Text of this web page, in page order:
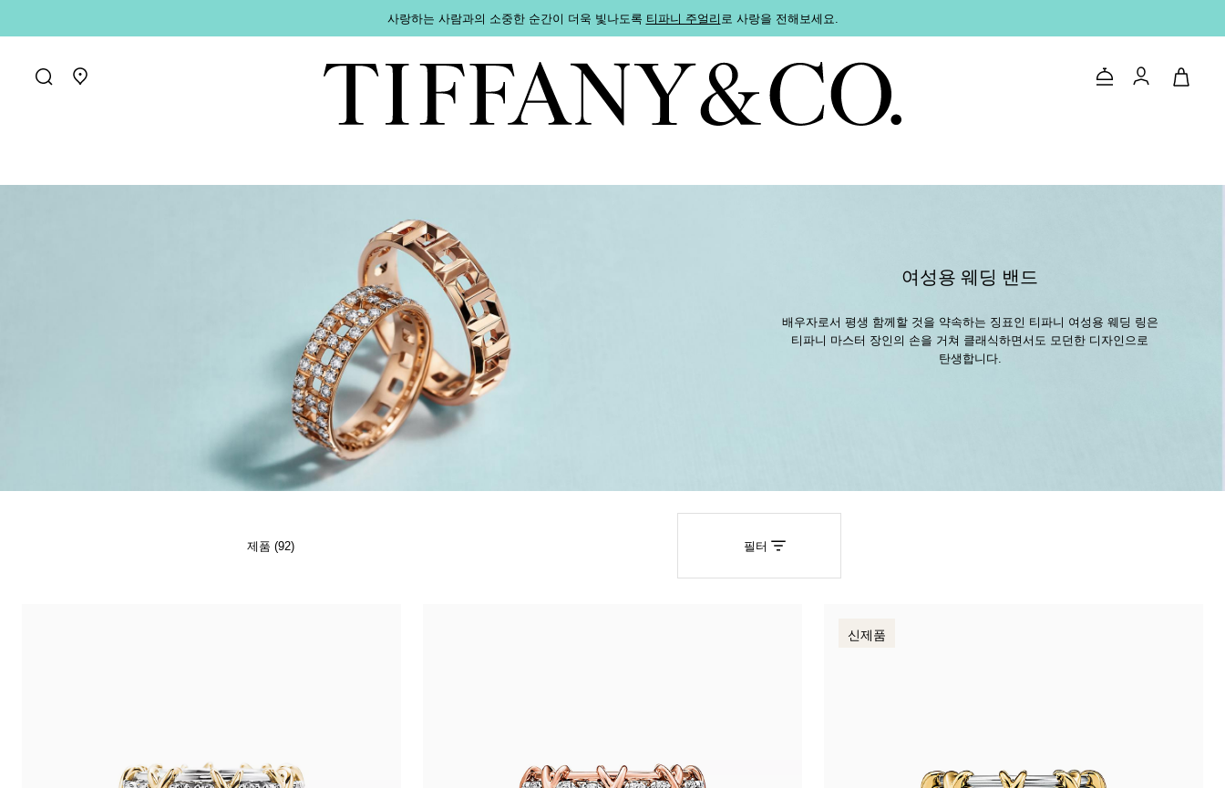
사랑하는 사람과의 소중한 순간이 더욱 빛나도록 티파니 주얼리로 사랑을 전해보세요.
매장 찾기로 가기 문의하기로그인
티파니™ 세팅
티파니 다이아몬드 전문가와의
여성용 웨딩 밴드
배우자로서 평생 함께할 것을 약속하는 징표인 티파니 여성용 웨딩 링은
티파니 마스터 장인의 손을 거쳐 클래식하면서도 모던한 디자인으로
탄생합니다.
제품 (92) 필터
신제품